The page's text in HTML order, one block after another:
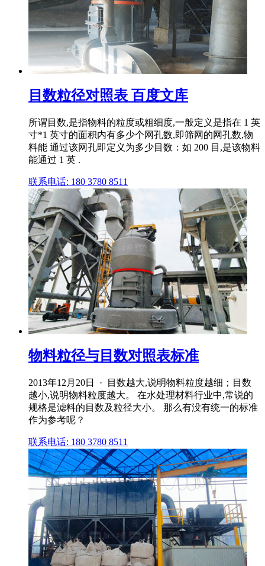
目数粒径对照表 百度文库
所谓目数,是指物料的粒度或粗细度,一般定义是指在 1 英
寸*1 英寸的面积内有多少个网孔数,即筛网的网孔数,物
料能 通过该网孔即定义为多少目数：如 200 目,是该物料
能通过 1 英 .
联系电话: 180 3780 8511
物料粒径与目数对照表标准
2013年12月20日 · 目数越大,说明物料粒度越细；目数
越小,说明物料粒度越大。 在水处理材料行业中,常说的
规格是滤料的目数及粒径大小。 那么有没有统一的标准
作为参考呢？
联系电话: 180 3780 8511